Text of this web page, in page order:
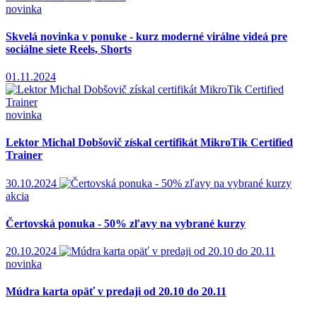
novinka
Skvelá novinka v ponuke - kurz moderné virálne videá pre
sociálne siete Reels, Shorts
01.11.2024
novinka
Lektor Michal Dobšovič získal certifikát MikroTik Certified
Trainer
30.10.2024
akcia
Čertovská ponuka - 50% zľavy na vybrané kurzy
20.10.2024
novinka
Múdra karta opäť v predaji od 20.10 do 20.11